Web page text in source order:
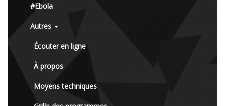
#Ebola
Autres
Écouter en ligne
À propos
Moyens techniques